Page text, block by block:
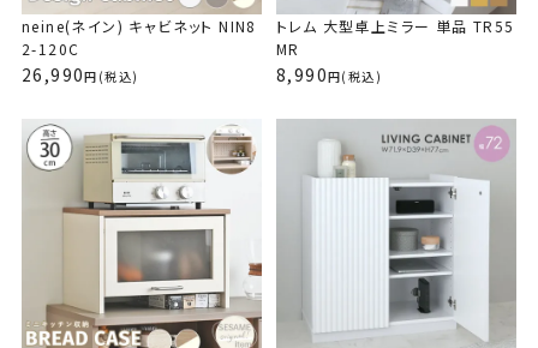
neine(ネイン) キャビネット NIN8
2-120C
26,990 (税込)
トレム 大型卓上ミラー 単品 TR55
MR
8,990 (税込)